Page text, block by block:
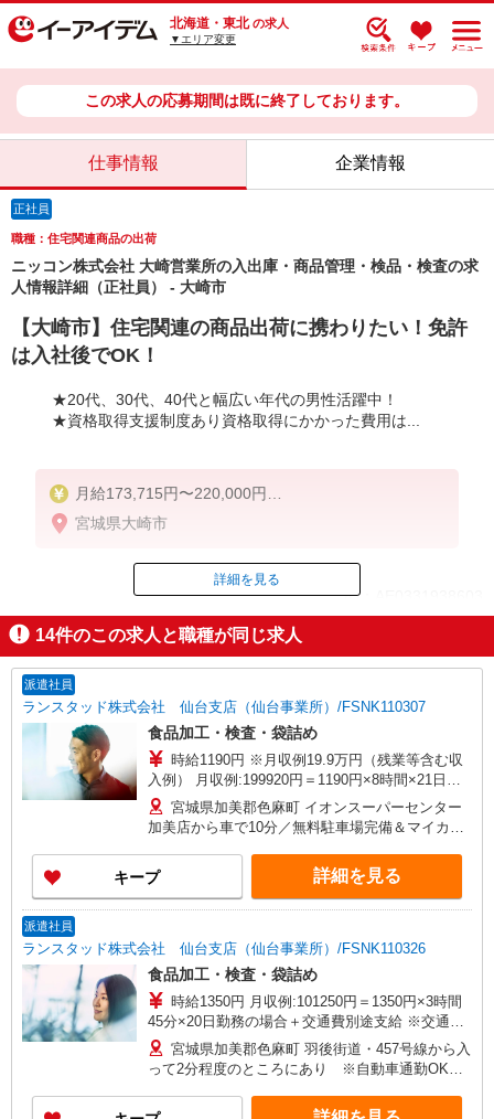
北海道・東北 の求人
▼エリア変更
この求人の応募期間は既に終了しております。
仕事情報 企業情報
正社員
職種：住宅関連商品の出荷
ニッコン株式会社 大崎営業所の入出庫・商品管理・検品・検査の求
人情報詳細（正社員） - 大崎市
【大崎市】住宅関連の商品出荷に携わりたい！免許
は入社後でOK！
★20代、30代、40代と幅広い年代の男性活躍中！
★資格取得支援制度あり資格取得にかかった費用は...
月給173,715円〜220,000円
※年齢・経歴・能力などを考慮し決定します
【別途、通勤手当の他に手当あり】
年収例（現場スタッフ／入社3年目）
380万円 月給18.86万円＋諸手当＋賞与
※学歴・業績に応じて変動あり
●残業手当
（全額支給）
●休日出勤手当
●資格取得支援制度
※試用期間3ヶ月
試用期間中は時給1,040円
宮城県大崎市
ID：AE0331938603
掲載期間終了
詳細を見る
14件のこの求人と職種が同じ求人
派遣社員
ランスタッド株式会社 仙台支店（仙台事業所）/FSNK110307
食品加工・検査・袋詰め
時給1190円 ※月収例19.9万円（残業等含む収
入例） 月収例:199920円＝1190円×8時間×21日勤
務の場合＋残業代、交通費別途支給 ※交通費実費
支給／当社規定あり。
宮城県加美郡色麻町 イオンスーパーセンター
加美店から車で10分／無料駐車場完備＆マイカー
キープ 詳細を見る
派遣社員
ランスタッド株式会社 仙台支店（仙台事業所）/FSNK110326
食品加工・検査・袋詰め
時給1350円 月収例:101250円＝1350円×3時間
45分×20日勤務の場合＋交通費別途支給 ※交通費
実費支給／当社規定あり。
宮城県加美郡色麻町 羽後街道・457号線から入
って2分程度のところにあり ※自動車通勤OK／